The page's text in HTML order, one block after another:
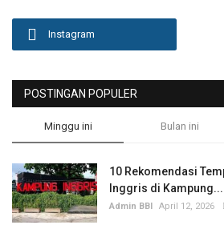
Pendidikan
Hiburan
Foto & Video
Berita Daerah
Instagram
POSTINGAN POPULER
Minggu ini Bulan ini
10 Rekomendasi
Inggris di Kampung...
Admin BBI April 12, 2026